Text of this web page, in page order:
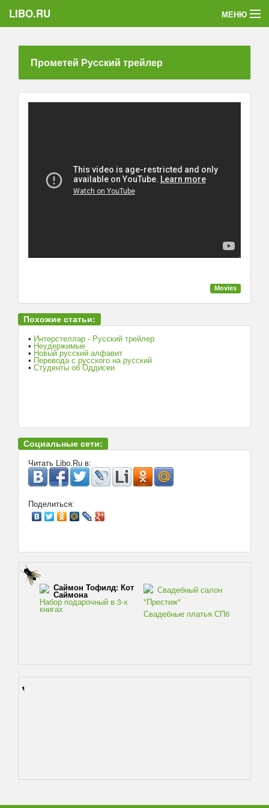
LIBO.RU МЕНЮ
Голосования
Букофки
Прометей Русский трейлер
Movies
Похожие статьи:
• Интерстеллар - Русский трейлер
• Неудержимые
• Новый русский алфавит
• Перевода с русского на русский
• Студенты об Оддисеи
Социальные сети:
Читать Libo.Ru в:
Поделиться:
Саймон Тофилд: Кот
Саймона
Набор подарочный в 3-х
книгах
Свадебный салон
"Престиж"
Свадебные платья СПб